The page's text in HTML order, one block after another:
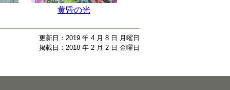
黄昏の光
更新日：2019 年 4 月 8 日 月曜日
掲載日：2018 年 2 月 2 日 金曜日